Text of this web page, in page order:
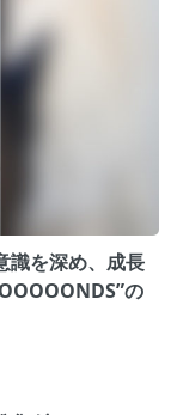
識を深め、成長
の